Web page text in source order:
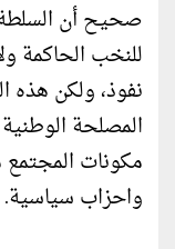
صحيح أن
للنخب الحاكمة
نفوذ، ولكن هذه
المصلحة
مكونات
واحزاب سياسية.